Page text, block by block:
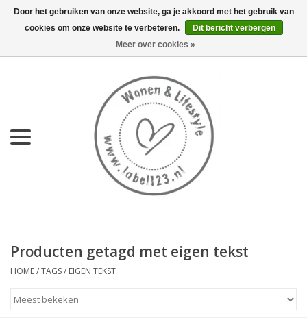
0 Artikelen - €0,00
KEUKEN
LIFESTYLE
MEUBELS
Producten getagd met eigen tekst
HOME/TAGS/ EIGEN TEKST
Door het gebruiken van onze website, ga je akkoord met het gebruik van
cookies om onze website te verbeteren.
Dit bericht verbergen
Meer over cookies »